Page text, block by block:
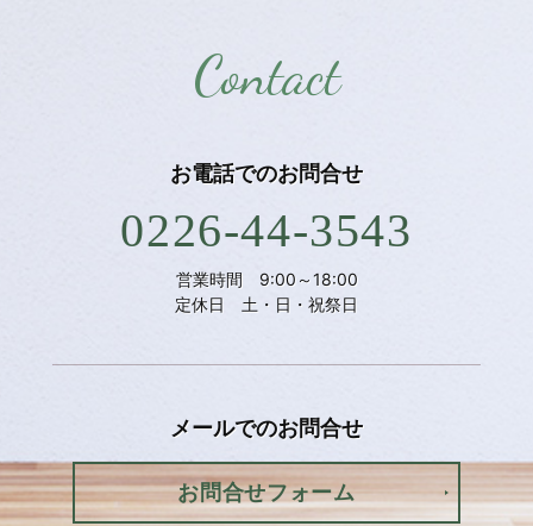
Contact
お電話でのお問合せ
0226-44-3543
営業時間 9:00～18:00
定休日 土・日・祝祭日
メールでのお問合せ
お問合せフォーム